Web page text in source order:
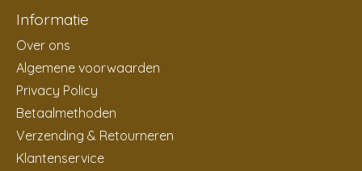
Informatie
Over ons
Algemene voorwaarden
Privacy Policy
Betaalmethoden
Verzending & Retourneren
Klantenservice